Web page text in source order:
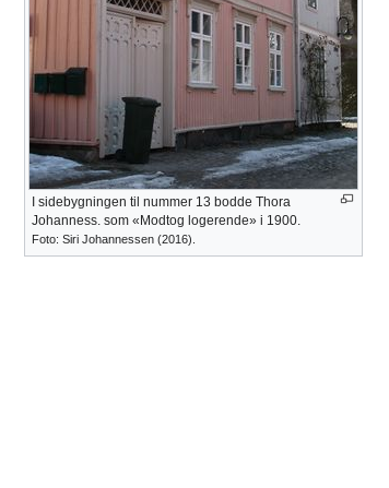
I sidebygningen til nummer 13 bodde Thora
Johanness. som «Modtog logerende» i 1900.
Foto: Siri Johannessen (2016).